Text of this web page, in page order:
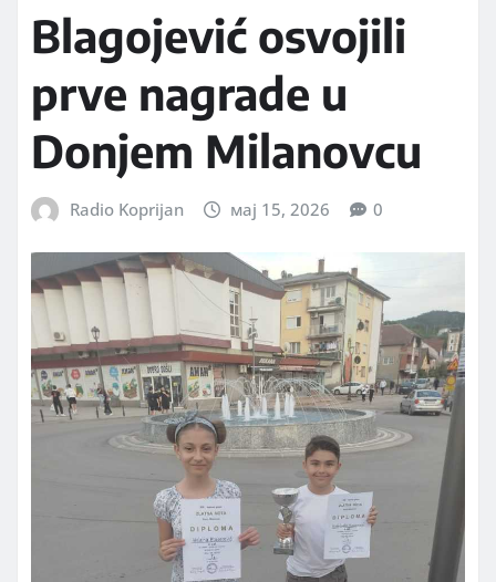
Blagojević osvojili
prve nagrade u
Donjem Milanovcu
Radio Koprijan мај 15, 2026 0